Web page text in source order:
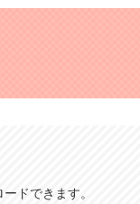
ドできます。